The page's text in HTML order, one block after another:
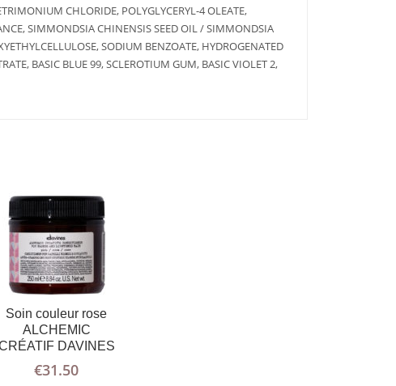
CHLORIDE, POLYGLYCERYL-4 OLEATE,
SIMMONDSIA CHINENSIS SEED OIL / SIMMONDSIA
SODIUM BENZOATE, HYDROGENATED
BASIC BLUE 99, SCLEROTIUM GUM, BASIC VIOLET 2,
Soin couleur rose
ALCHEMIC
DAVINES
€31.50
AU PANIER
D'INFOS